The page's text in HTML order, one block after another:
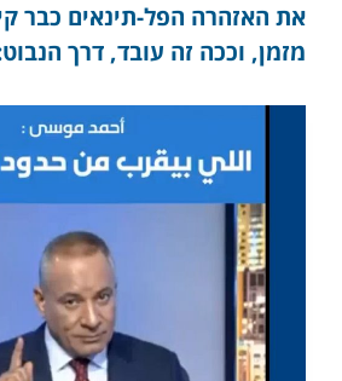
את האזהרה הפל-תינאים כבר
מזמן, וככה זה עובד, דרך